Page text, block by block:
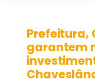
Prefeitura,
garantem